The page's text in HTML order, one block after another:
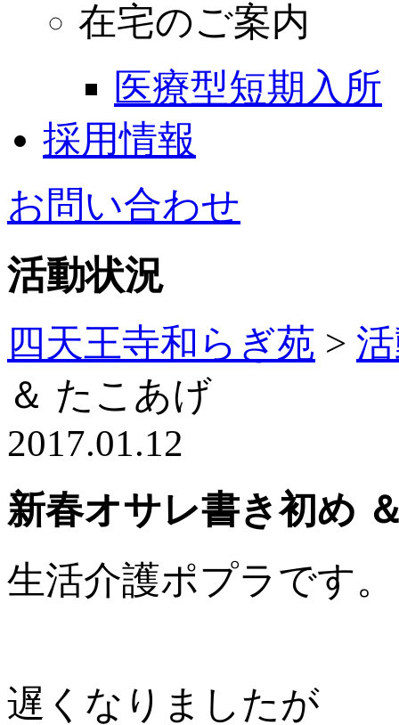
在宅のご案内
医療型短期入所
採用情報
お問い合わせ
活動状況
四天王寺和らぎ苑 >
＆ たこあげ
2017.01.12
新春オサレ書き初め
生活介護ポプラです。
遅くなりましたが